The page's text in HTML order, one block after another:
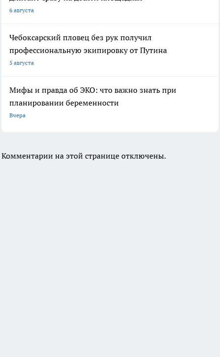
6 августа
Чебоксарский пловец без рук получил
профессиональную экипировку от Путина
5 августа
Мифы и правда об ЭКО: что важно знать при
планировании беременности
Вчера
Комментарии на этой странице отключены.